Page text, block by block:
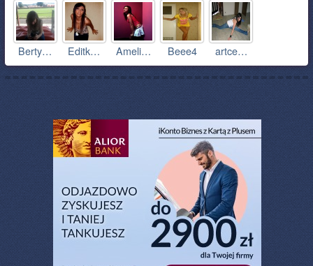
Berty… Editk… Ameli… Beee4 artce…